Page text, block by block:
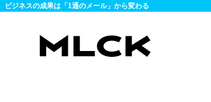
ビジネスの成果は「1通のメール」から変わる